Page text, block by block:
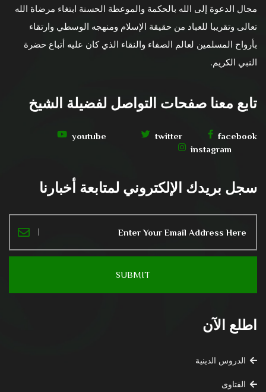
مجال الدعوة إلى الله بالحكمة والموعظة الحسنة ابتغاء مرضاة الله
تعالى وتقريبا للعباد من حقيقة الإسلام ومنهجه الوسطي وارتقاء
بأرواح المسلمين لعالم الصفاء والنقاء الذي كان عليه أتباع حضرة
النبي الكريم.
تابع معنا صفحات التواصل لفضيلة الشيخ
facebook
twitter
youtube
instagram
سجل بريدك الإلكتروني لمتابعة أخبارنا
اطلع الآن
الدروس الدينية
الفتاوى